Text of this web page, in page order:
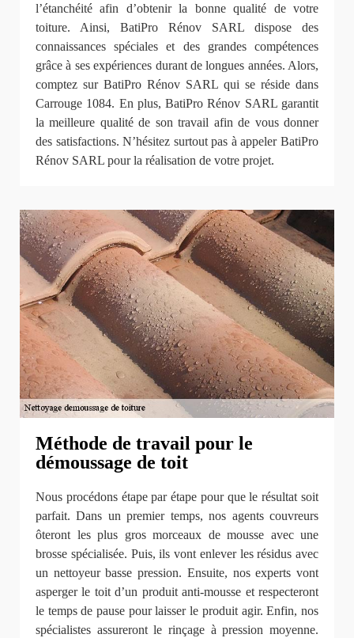
l’étanchéité afin d’obtenir la bonne qualité de votre
toiture. Ainsi, BatiPro Rénov SARL dispose des
connaissances spéciales et des grandes compétences
grâce à ses expériences durant de longues années. Alors,
comptez sur BatiPro Rénov SARL qui se réside dans
Carrouge 1084. En plus, BatiPro Rénov SARL garantit
la meilleure qualité de son travail afin de vous donner
des satisfactions. N’hésitez surtout pas à appeler BatiPro
Rénov SARL pour la réalisation de votre projet.
Méthode de travail pour le
démoussage de toit
Nous procédons étape par étape pour que le résultat soit
parfait. Dans un premier temps, nos agents couvreurs
ôteront les plus gros morceaux de mousse avec une
brosse spécialisée. Puis, ils vont enlever les résidus avec
un nettoyeur basse pression. Ensuite, nos experts vont
asperger le toit d’un produit anti-mousse et respecteront
le temps de pause pour laisser le produit agir. Enfin, nos
spécialistes assureront le rinçage à pression moyenne.